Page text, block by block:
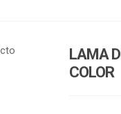
LAMA
COLOR